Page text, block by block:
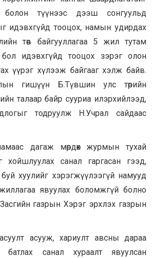
түүнээс дээш сонгуульд
идэвхгүйд тооцох, намын удирдах
төв байгууллагаа 5 жил тутам
бол идэвхгүйд тооцох зэрэг олон
үүрэг хүлээж байгааг хэлж байв.
гишүүн Б.Түвшин улс төрийн
талаар байр сууриа илэрхийлээд,
тодруулж Н.Учрал сайдаас
дагаж мөрдөх журмын тухай
хойшлуулах санал гаргасан гээд,
буй хуулийг хэрэгжүүлээгүй намууд
явуулах боломжгүй болно
газрын Хэрэг эрхлэх газрын
асууж, хариулт авсны дараа
батлах санал хураалт явуулсан